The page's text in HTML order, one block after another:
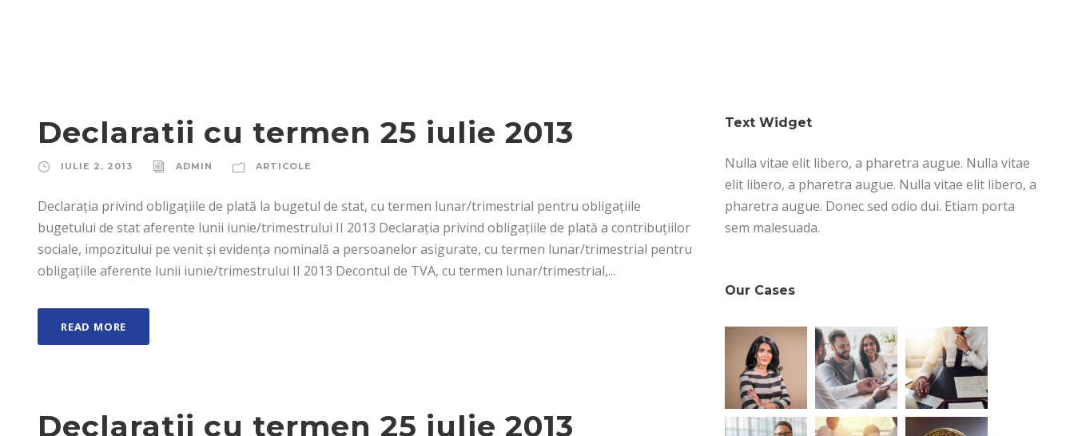
Declaratii cu termen 25 iulie 2013
IULIE 2, 2013 ADMIN ARTICOLE
Declaraţia privind obligaţiile de plată la bugetul de stat, cu termen lunar/trimestrial pentru obligaţiile
bugetului de stat aferente lunii iunie/trimestrului II 2013 Declaraţia privind obligaţiile de plată a contribuţiilor
sociale, impozitului pe venit şi evidenţa nominală a persoanelor asigurate, cu termen lunar/trimestrial pentru
obligaţiile aferente lunii iunie/trimestrului II 2013 Decontul de TVA, cu termen lunar/trimestrial,...
READ MORE
Declaratii cu termen 25 iulie 2013
Text Widget
Nulla vitae elit libero, a pharetra augue. Nulla vitae
elit libero, a pharetra augue. Nulla vitae elit libero, a
pharetra augue. Donec sed odio dui. Etiam porta
sem malesuada.
Our Cases